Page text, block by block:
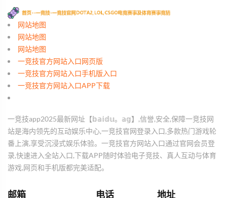
网站地图
网站地图
网站地图
一竞技官方网站入口网页版
一竞技官方网站入口手机版入口
一竞技官方网站入口APP下载
一竞技app2025最新网址【𝕓𝕒𝕚𝕕𝕦。𝕒𝕘】,信誉,安全,保障一竞技网
站是海内领先的互动娱乐中心,一竞技官网登录入口,多款热门游戏轮
番上演,享受沉浸式娱乐体验。一竞技官方网站入口通过官网会员登
录,快速进入全站入口,下载APP随时体验电子竞技、真人互动与体育
游戏,网页和手机版都完美适配。
邮箱 电话 地址